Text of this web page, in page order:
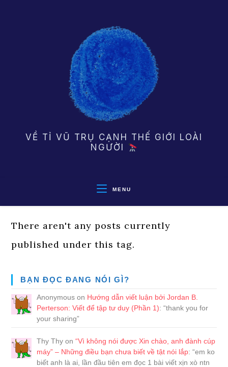
VỀ TỈ VŨ TRỤ CẠNH THẾ GIỚI LOÀI
NGƯỜI
MENU
There aren't any posts currently
published under this tag.
BẠN ĐỌC ĐANG NÓI GÌ?
Anonymous on Hướng dẫn viết luận bởi Jordan B.
Perterson: Viết để tập tư duy (Phần 1): “thank you for
your sharing”
Thy Thy on“Vì không nói được Xin chào, anh đành cúp
máy” – Những điều bạn chưa biết về tật nói lắp: “em ko
biết anh là ai, lần đầu tiên em đọc 1 bài viết xịn xò ntn